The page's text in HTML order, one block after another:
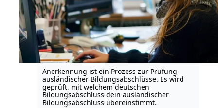
Anerkennung ist ein Prozess zur Prüfung
ausländischer Bildungsabschlüsse. Es wird
geprüft, mit welchem deutschen
Bildungsabschluss dein ausländischer
Bildungsabschluss übereinstimmt.